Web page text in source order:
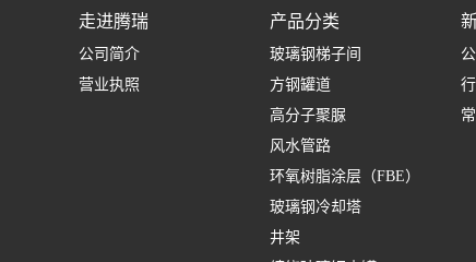
走进腾瑞
公司简介
营业执照
产品分类
玻璃钢梯子间
方钢罐道
高分子聚脲
风水管路
环氧树脂涂层（FBE）
玻璃钢冷却塔
井架